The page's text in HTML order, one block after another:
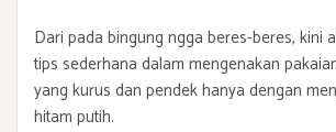
Dari pada bingung ngga beres-beres, kini
tips sederhana dalam mengenakan
yang kurus dan pendek hanya dengan
hitam putih.